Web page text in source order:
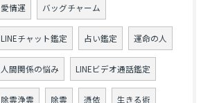
愛情運 バッグチャーム
LINEチャット鑑定 占い鑑定 運命の人
人間関係の悩み LINEビデオ通話鑑定
除霊浄霊 除霊 憑依 生きる術